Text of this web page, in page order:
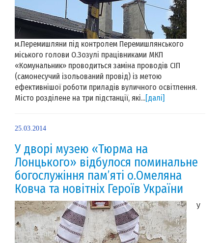
м.Перемишляни під контролем Перемишлянського
міського голови О.Зозулі працівниками МКП
«Комунальник» проводиться заміна проводів СІП
(самонесучий ізольований провід) із метою
ефективнішої роботи приладів вуличного освітлення.
Місто розділене на три підстанції, які...[далі]
25.03.2014
У дворі музею «Тюрма на
Лонцького» відбулося поминальне
богослужіння пам’яті о.Омеляна
Ковча та новітніх Героїв України
У